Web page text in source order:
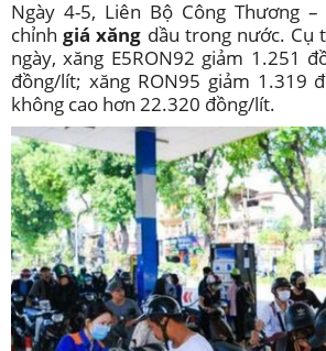
Ngày 4-5, Liên Bộ Công Thương
chỉnhgiá xăng dầu trong nước. Cụ
ngày, xăng E5RON92 giảm 1.251
đồng/lít; xăng RON95 giảm 1.319
không cao hơn 22.320 đồng/lít.